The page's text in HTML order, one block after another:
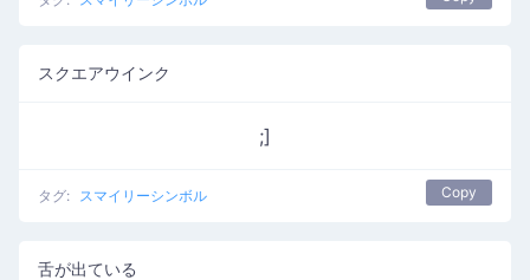
スクエアウインク
;]
タグ: スマイリーシンボル Copy
舌が出ている